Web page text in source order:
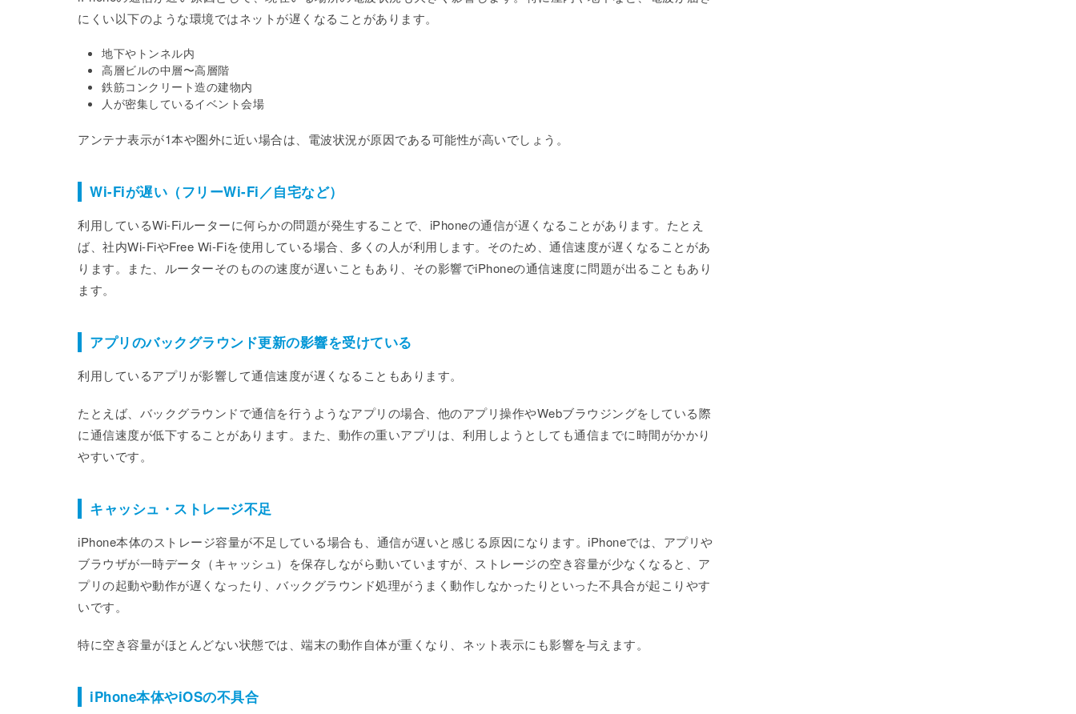
にくい以下のような環境ではネットが遅くなることがあります。
地下やトンネル内
高層ビルの中層〜高層階
鉄筋コンクリート造の建物内
人が密集しているイベント会場
アンテナ表示が1本や圏外に近い場合は、電波状況が原因である可能性が高いでしょう。
Wi-Fiが遅い（フリーWi-Fi／自宅など）
利用しているWi-Fiルーターに何らかの問題が発生することで、iPhoneの通信が遅くなることがあります。たとえ
ば、社内Wi-FiやFree Wi-Fiを使用している場合、多くの人が利用します。そのため、通信速度が遅くなることがあ
ります。また、ルーターそのものの速度が遅いこともあり、その影響でiPhoneの通信速度に問題が出ることもあり
ます。
アプリのバックグラウンド更新の影響を受けている
利用しているアプリが影響して通信速度が遅くなることもあります。
たとえば、バックグラウンドで通信を行うようなアプリの場合、他のアプリ操作やWebブラウジングをしている際
に通信速度が低下することがあります。また、動作の重いアプリは、利用しようとしても通信までに時間がかかり
やすいです。
キャッシュ・ストレージ不足
iPhone本体のストレージ容量が不足している場合も、通信が遅いと感じる原因になります。iPhoneでは、アプリや
ブラウザが一時データ（キャッシュ）を保存しながら動いていますが、ストレージの空き容量が少なくなると、ア
プリの起動や動作が遅くなったり、バックグラウンド処理がうまく動作しなかったりといった不具合が起こりやす
いです。
特に空き容量がほとんどない状態では、端末の動作自体が重くなり、ネット表示にも影響を与えます。
iPhone本体やiOSの不具合